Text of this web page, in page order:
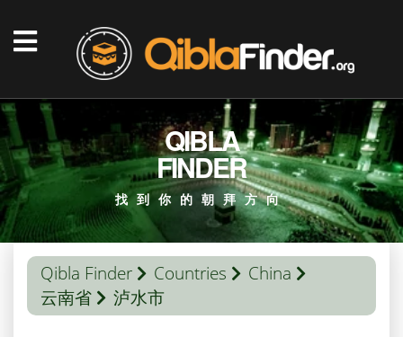
QIBLA
FINDER
找到你的朝拜方向
Qibla Finder Countries
China
云南省
泸水市